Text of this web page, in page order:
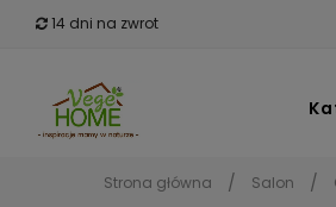
14 dni na zwrot
Strona główna Salon